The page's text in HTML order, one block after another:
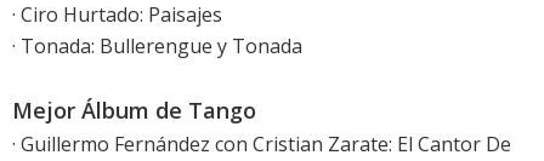
· Ciro Hurtado: Paisajes
· Tonada: Bullerengue y Tonada
Mejor Álbum de Tango
· Guillermo Fernández con Cristian Zarate: El Cantor De